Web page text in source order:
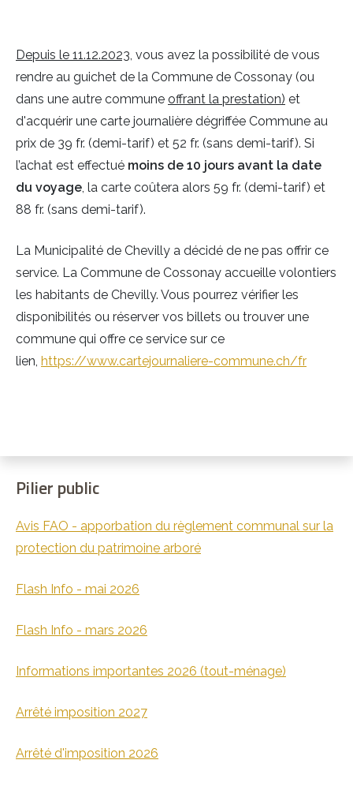
Depuis le 11.12.2023, vous avez la possibilité de vous
rendre au guichet de la Commune de Cossonay (ou
dans une autre commune offrant la prestation) et
d'acquérir une carte journalière dégriffée Commune au
prix de 39 fr. (demi-tarif) et 52 fr. (sans demi-tarif). Si
l’achat est effectué moins de 10 jours avant la date
du voyage, la carte coûtera alors 59 fr. (demi-tarif) et
88 fr. (sans demi-tarif).
La Municipalité de Chevilly a décidé de ne pas offrir ce
service. La Commune de Cossonay accueille volontiers
les habitants de Chevilly. Vous pourrez vérifier les
disponibilités ou réserver vos billets ou trouver une
commune qui offre ce service sur ce
lien, https://www.cartejournaliere-commune.ch/fr
Pilier public
Avis FAO - apporbation du règlement communal sur la
protection du patrimoine arboré
Flash Info - mai 2026
Flash Info - mars 2026
Informations importantes 2026 (tout-ménage)
Arrêté imposition 2027
Arrêté d'imposition 2026